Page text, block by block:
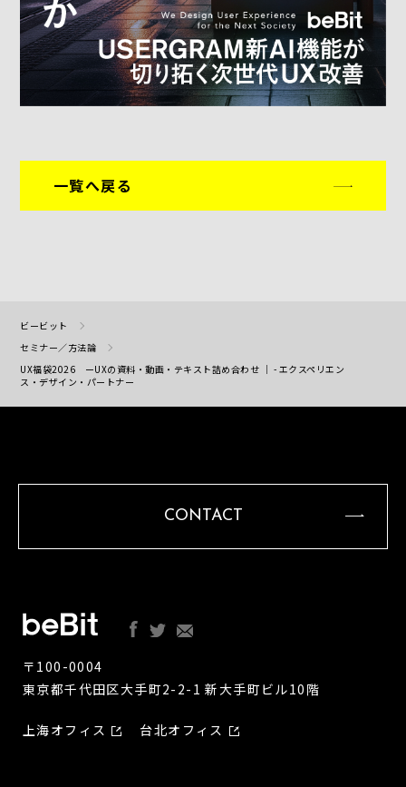
一覧へ戻る
ビービット
セミナー／方法論
UX福袋2026 ーUXの資料・動画・テキスト詰め合わせ ｜ - エクスペリエン
ス・デザイン・パートナー
CONTACT
〒100-0004
東京都千代田区大手町2-2-1 新大手町ビル10階
上海オフィス 台北オフィス